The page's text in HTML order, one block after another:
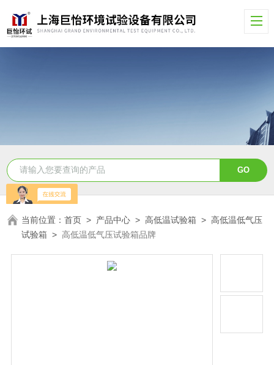
当前位置：首页 > 产品中心 >高低温试验箱 >高低温低气压
试验箱 > 高低温低气压试验箱品牌